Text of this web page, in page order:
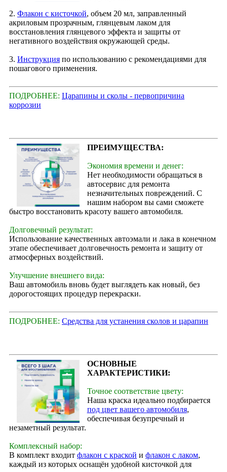
2. Флакон с кисточкой, объем 20 мл, заправленный
акриловым прозрачным, глянцевым лаком для
восстановления глянцевого эффекта и защиты от
негативного воздействия окружающей среды.
3. Инструкция по использованию с рекомендациями для
пошагового применения.
ПОДРОБНЕЕ: Царапины и сколы - первопричина
коррозии
ПРЕИМУЩЕСТВА:
Экономия времени и денег:
Нет необходимости обращаться в
автосервис для ремонта
незначительных повреждений. С
нашим набором вы сами сможете
быстро восстановить красоту вашего автомобиля.
Долговечный результат:
Использование качественных автоэмали и лака в конечном
этапе обеспечивает долговечность ремонта и защиту от
атмосферных воздействий.
Улучшение внешнего вида:
Ваш автомобиль вновь будет выглядеть как новый, без
дорогостоящих процедур перекраски.
ПОДРОБНЕЕ: Средства для устанения сколов и царапин
ОСНОВНЫЕ
ХАРАКТЕРИСТИКИ:
Точное соответствие цвету:
Наша краска идеально подбирается
под цвет вашего автомобиля,
обеспечивая безупречный и
незаметный результат.
Комплексный набор:
В комплект входит флакон с краской и флакон с лаком,
каждый из которых оснащён удобной кисточкой для